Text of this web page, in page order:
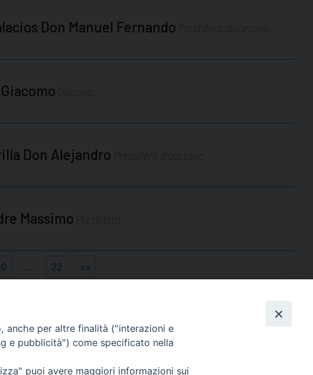
Don Manuel Fernando
Don Alejandro
Massimo
… 22 >>
anche per altre finalità ("interazioni e
e pubblicità") come specificato nella
puoi avere maggiori informazioni sui